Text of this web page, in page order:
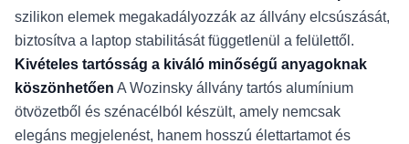
szilikon elemek megakadályozzák az állvány elcsúszását,
biztosítva a laptop stabilitását függetlenül a felülettől.
Kivételes tartósság a kiváló minőségű anyagoknak
köszönhetően A Wozinsky állvány tartós alumínium
ötvözetből és szénacélból készült, amely nemcsak
elegáns megjelenést, hanem hosszú élettartamot és